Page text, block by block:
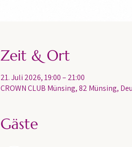
Zeit & Ort
21. Juli 2026, 19:00 – 21:00
CROWN CLUB Münsing, 82 Münsing,
Gäste